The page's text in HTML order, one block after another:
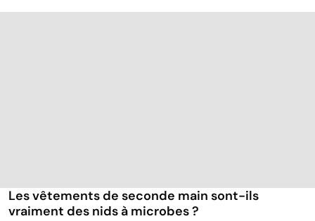
Les vêtements de seconde main sont-ils
vraiment des nids à microbes ?